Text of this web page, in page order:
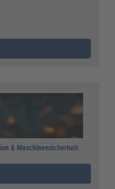
& Maschinensicherheit